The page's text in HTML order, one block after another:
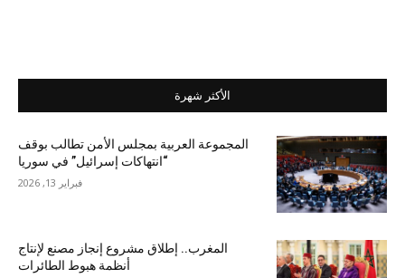
الأكثر شهرة
المجموعة العربية بمجلس الأمن تطالب بوقف
“انتهاكات إسرائيل” في سوريا
فبراير 13, 2026
المغرب.. إطلاق مشروع إنجاز مصنع لإنتاج
أنظمة هبوط الطائرات